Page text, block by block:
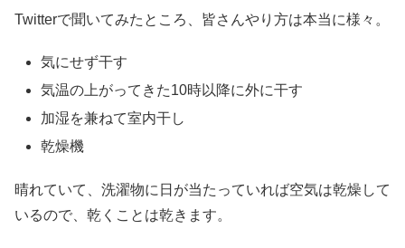
Twitterで聞いてみたところ、皆さんやり方は本当に様々。
気にせず干す
気温の上がってきた10時以降に外に干す
加湿を兼ねて室内干し
乾燥機
晴れていて、洗濯物に日が当たっていれば空気は乾燥して
いるので、乾くことは乾きます。